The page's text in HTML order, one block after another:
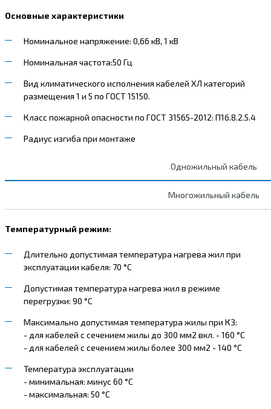
Основные характеристики
Номинальное напряжение: 0,66 кВ, 1 кВ
Номинальная частота:50 Гц
Вид климатического исполнения кабелей ХЛ категорий
размещения 1 и 5 по ГОСТ 15150.
Класс пожарной опасности по ГОСТ 31565-2012: П1б.8.2.5.4
Радиус изгиба при монтаже
Одножильный кабель
Многожильный кабель
Температурный режим:
Длительно допустимая температура нагрева жил при
эксплуатации кабеля: 70 °С
Допустимая температура нагрева жил в режиме
перегрузки: 90 °С
Максимально допустимая температура жилы при КЗ:
- для кабелей с сечением жилы до 300 мм2 вкл. - 160 °С
- для кабелей с сечением жилы более 300 мм2 - 140 °С
Температура эксплуатации
- минимальная: минус 60 °С
- максимальная: 50 °С